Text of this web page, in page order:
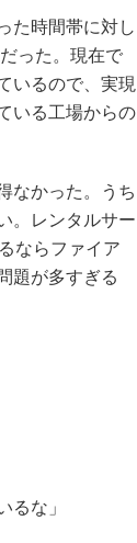
た時間帯に対し
った。現在で
いるので、実現
いる工場からの
なかった。うち
。レンタルサー
ならファイア
題が多すぎる
な」